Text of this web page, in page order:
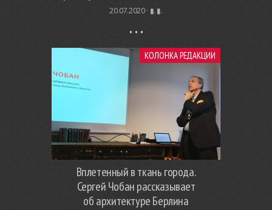
20.07.2020 · ▮. ▮.
КОЛОНКА РЕДАКЦИИ
Вплетенный в ткань города.
Сергей Чобан рассказывает
об архитектуре Берлина